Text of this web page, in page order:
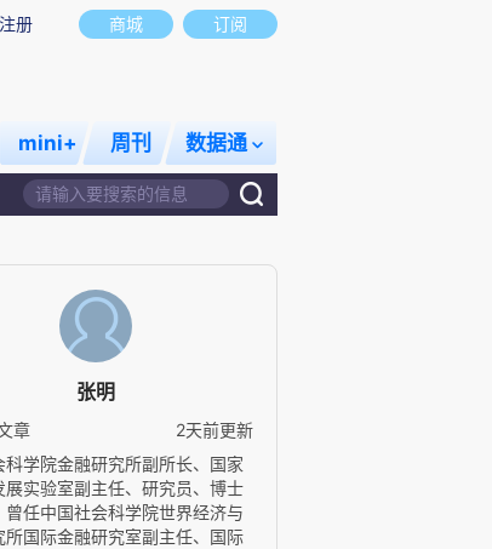
商城 订阅
注册
mini+ 周刊 数据通
张明
章
2天前更新
科学院金融研究所副所长、国家
展实验室副主任、研究员、博士
曾任中国社会科学院世界经济与
所国际金融研究室副主任、国际